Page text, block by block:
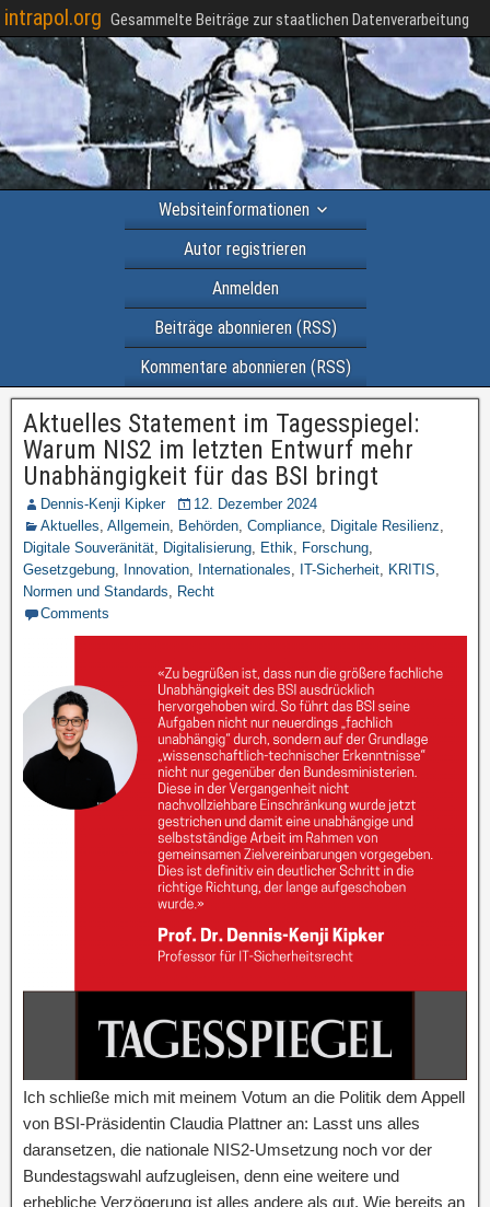
intrapol.org Gesammelte Beiträge zur staatlichen Datenverarbeitung
Websiteinformationen
Autor registrieren
Anmelden
Beiträge abonnieren (RSS)
Kommentare abonnieren (RSS)
Aktuelles Statement im Tagesspiegel:
Warum NIS2 im letzten Entwurf mehr
Unabhängigkeit für das BSI bringt
Dennis-Kenji Kipker
12. Dezember 2024
Aktuelles, Allgemein, Behörden, Compliance, Digitale Resilienz,
Digitale Souveränität, Digitalisierung, Ethik, Forschung,
Gesetzgebung, Innovation, Internationales, IT-Sicherheit, KRITIS,
Normen und Standards, Recht
Comments
Ich schließe mich mit meinem Votum an die Politik dem Appell
von BSI-Präsidentin Claudia Plattner an: Lasst uns alles
daransetzen, die nationale NIS2-Umsetzung noch vor der
Bundestagswahl aufzugleisen, denn eine weitere und
erhebliche Verzögerung ist alles andere als gut. Wie bereits an